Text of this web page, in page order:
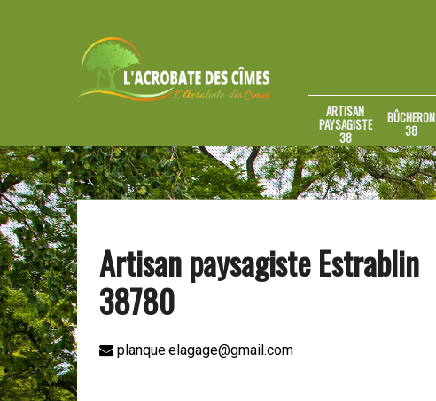
ARTISAN
PAYSAGISTE
38
BÛCHERON
38
Artisan paysagiste Estrablin
38780
planque.elagage@gmail.com